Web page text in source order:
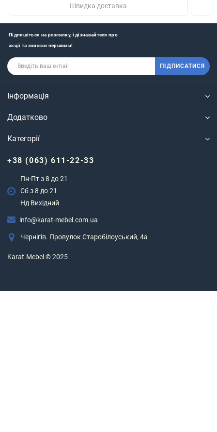
Швидка доставка
Підпишіться на розсилку, і дізнавайтеся про
акції та знижки першими!
ПІДПИСАТИСЯ
Інформація
Додатково
Категорії
+38 (063) 611-22-33
Пн-Пт з 8 до 21
Сб з 8 до 21
Нд Вихідний
info@karat-mebel.com.ua
Чернігів. Провулок Старобілоуський, 4а
Karat-Mebel © 2025